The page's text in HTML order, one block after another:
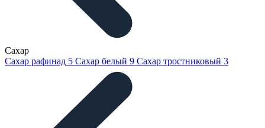
Сахар
Сахар рафинад 5 Сахар белый 9 Сахар тростниковый 3